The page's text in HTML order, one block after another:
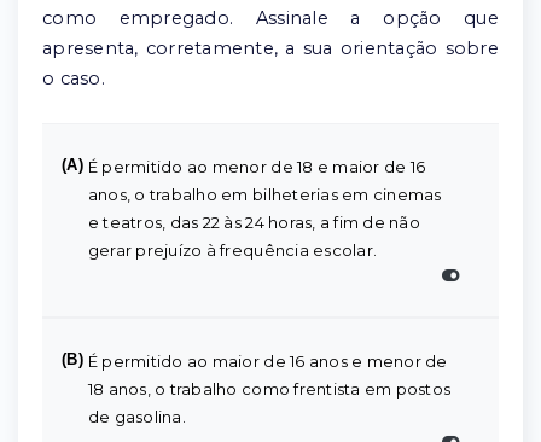
como empregado. Assinale a opção que
apresenta, corretamente, a sua orientação sobre
o caso.
(A) É permitido ao menor de 18 e maior de 16
anos, o trabalho em bilheterias em cinemas
e teatros, das 22 às 24 horas, a fim de não
gerar prejuízo à frequência escolar.
(B) É permitido ao maior de 16 anos e menor de
18 anos, o trabalho como frentista em postos
de gasolina.